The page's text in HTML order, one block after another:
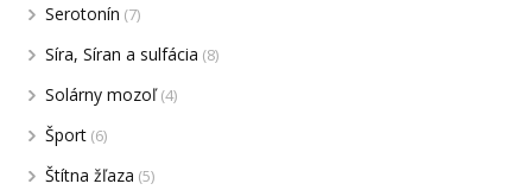
Serotonín (7)
Síra, Síran a sulfácia (8)
Solárny mozoľ(4)
Šport (6)
Štítna žľaza (5)